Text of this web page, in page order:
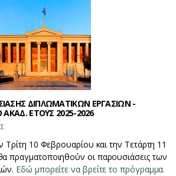
ΔΙΠΛΩΜΑΤΙΚΩΝ ΕΡΓΑΣΙΩΝ -
ΕΤΟΥΣ 2025-2026
Τρίτη 10 Φεβρουαρίου και την Τετάρτη 11
πραγματοποιηθούν οι παρουσιάσεις των
Εδώ μπορείτε να βρείτε το πρόγραμμα.